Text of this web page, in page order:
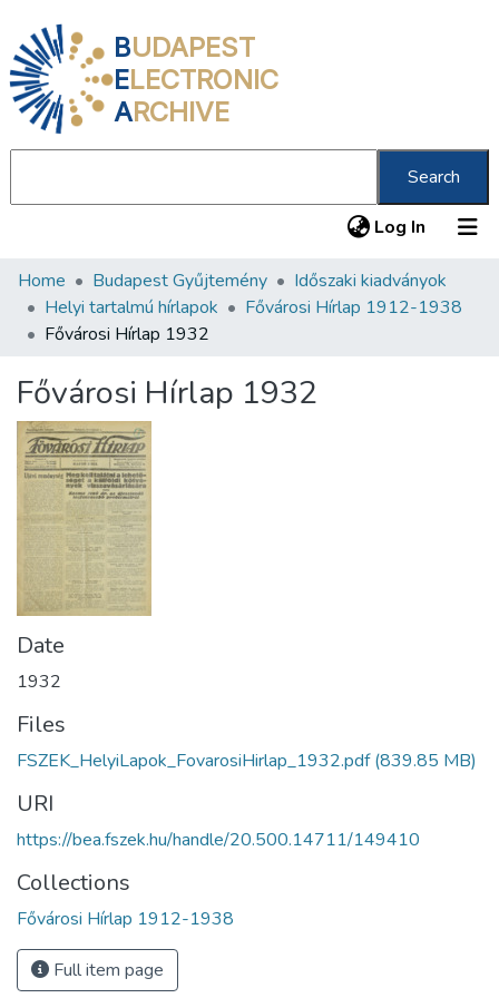
BUDAPEST
ELECTRONIC
ARCHIVE
Search
Log In (current)
Communities & Collections
All of DSpace
About us
Home Budapest Gyűjtemény
Időszaki kiadványok
Helyi tartalmú hírlapok
Fővárosi Hírlap 1912-1938
Fővárosi Hírlap 1932
Fővárosi Hírlap 1932
Date
1932
Files
FSZEK_HelyiLapok_FovarosiHirlap_1932.pdf(839.85 MB)
URI
https://bea.fszek.hu/handle/20.500.14711/149410
Collections
Fővárosi Hírlap 1912-1938
Full item page